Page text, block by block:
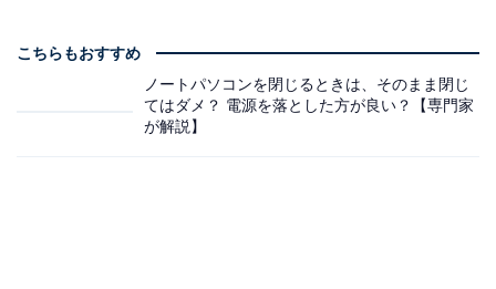
こちらもおすすめ
ノートパソコンを閉じるときは、そのまま閉じ
てはダメ？ 電源を落とした方が良い？【専門家
が解説】